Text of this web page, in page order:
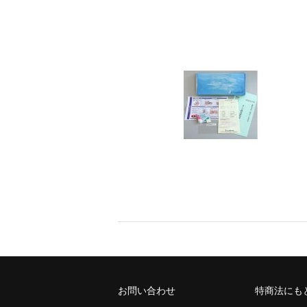
お問い合わせ 特商法にも